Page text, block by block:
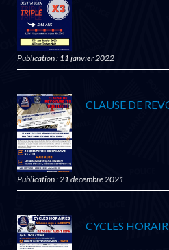
Publication : 11 janvier 2022
CLAUSE DE
Publication : 21 décembre 2021
CYCLES